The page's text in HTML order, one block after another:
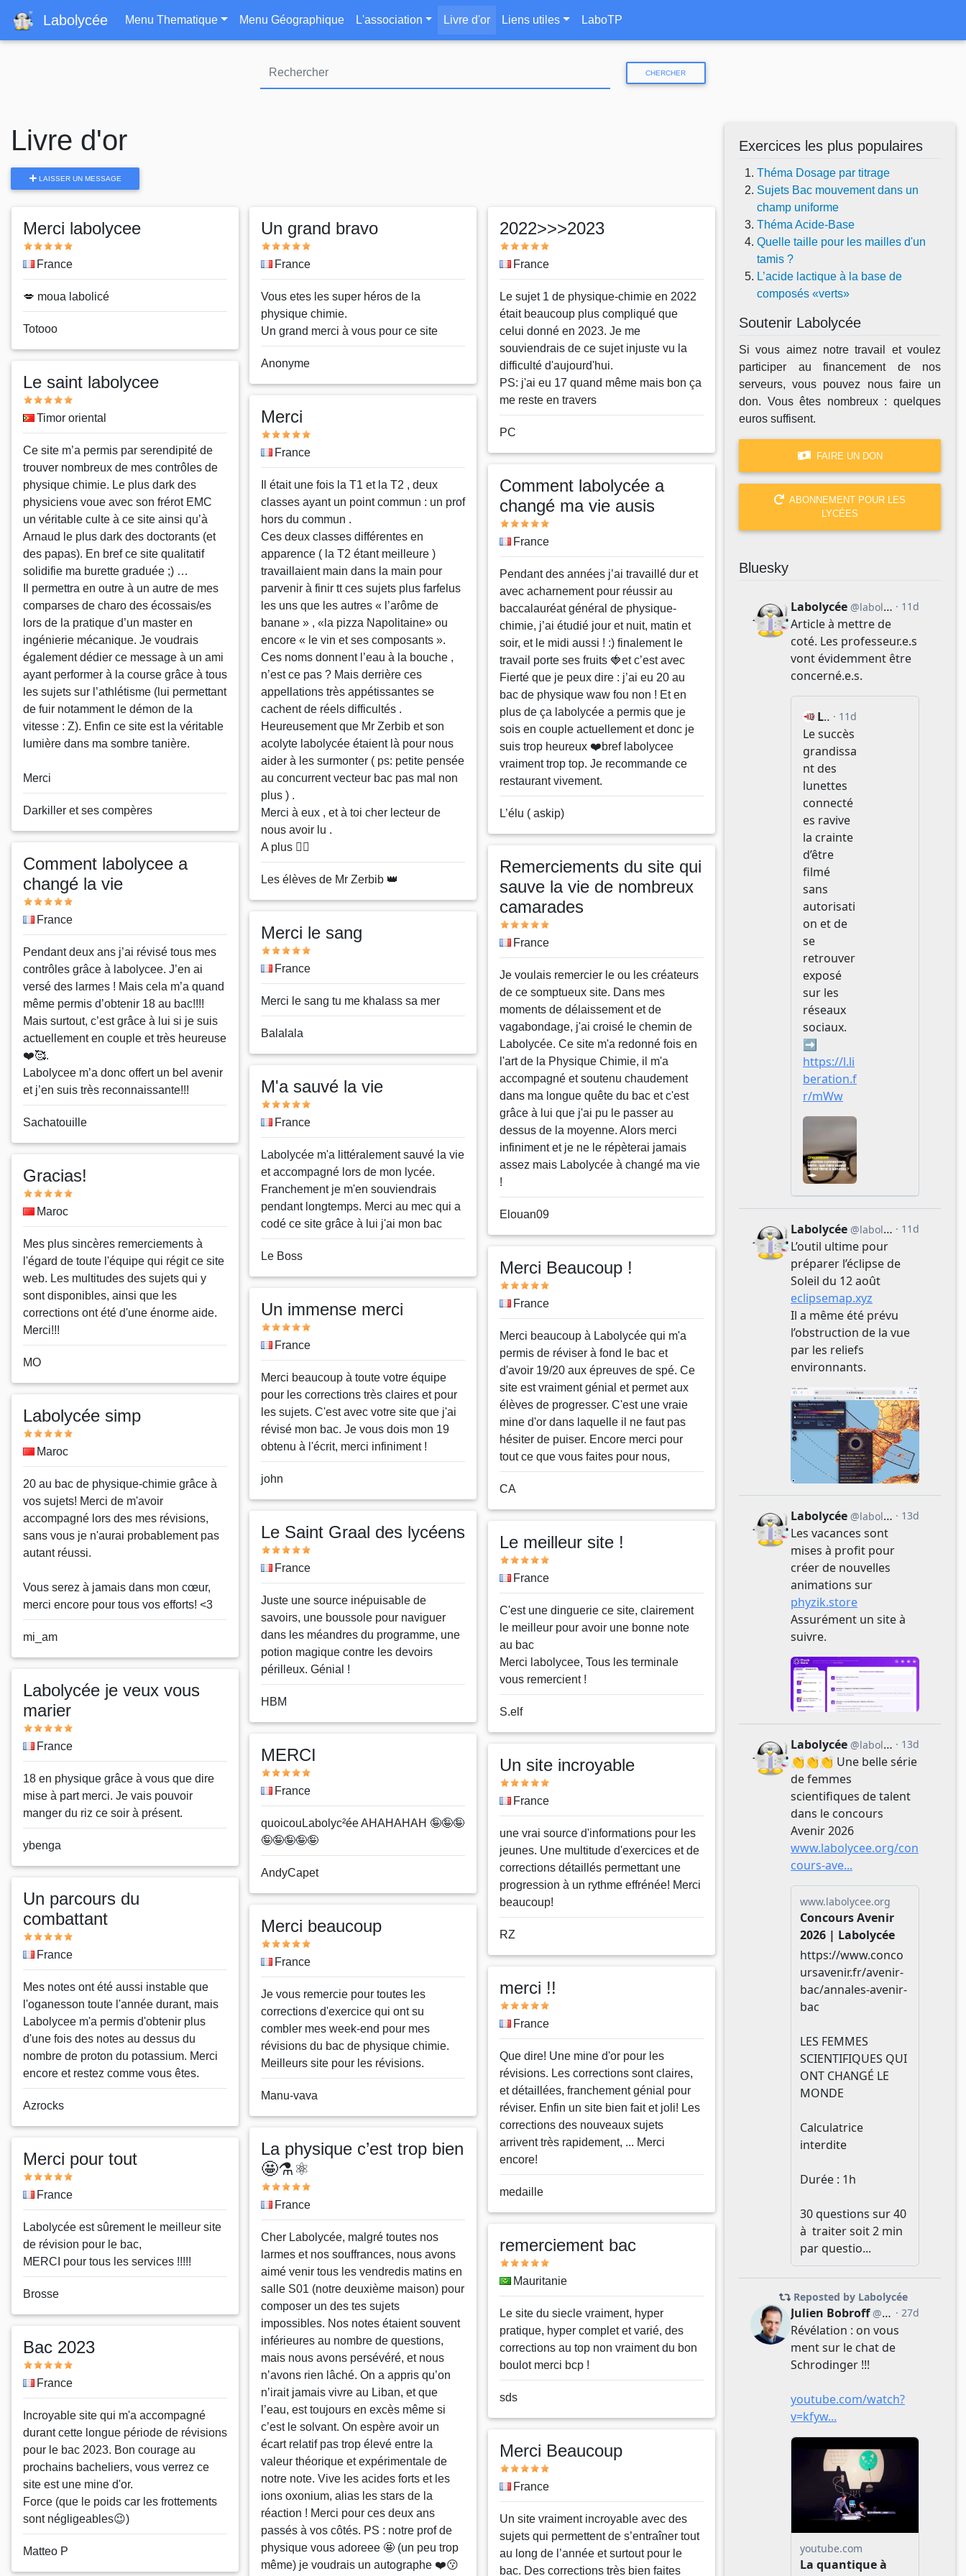
au
contenu
Labolycée Navigation principale
Menu Thematique Menu Géographique L'association Livre d'or Liens utiles LaboTP
CHERCHER
Livre d'or
LAISSER UN MESSAGE
Merci labolycee
Note
PaysFrance
Message
💋 moua labolicé
Nom
Totooo
Un grand bravo
Note
PaysFrance
Message
Vous etes les super héros de la
physique chimie.
Un grand merci à vous pour ce site
Nom
Anonyme
2022>>>2023
Note
PaysFrance
Message
Le sujet 1 de physique-chimie en 2022
était beaucoup plus compliqué que
celui donné en 2023. Je me
souviendrais de ce sujet injuste vu la
difficulté d'aujourd'hui.
PS: j'ai eu 17 quand même mais bon ça
me reste en travers
Nom
PC
Le saint labolycee
Note
PaysTimor oriental
Message
Ce site m’a permis par serendipité de
trouver nombreux de mes contrôles de
physique chimie. Le plus dark des
physiciens voue avec son frérot EMC
un véritable culte à ce site ainsi qu’à
Arnaud le plus dark des doctorants (et
des papas). En bref ce site qualitatif
solidifie ma burette graduée ;) …
Il permettra en outre à un autre de mes
comparses de charo des écossais/es
lors de la pratique d’un master en
ingénierie mécanique. Je voudrais
également dédier ce message à un ami
ayant performer à la course grâce à tous
les sujets sur l’athlétisme (lui permettant
de fuir notamment le démon de la
vitesse : Z). Enfin ce site est la véritable
lumière dans ma sombre tanière.
Merci
Nom
Darkiller et ses compères
Merci
Note
PaysFrance
Message
Il était une fois la T1 et la T2 , deux
classes ayant un point commun : un prof
hors du commun .
Ces deux classes différentes en
apparence ( la T2 étant meilleure )
travaillaient main dans la main pour
parvenir à finir tt ces sujets plus farfelus
les uns que les autres « l’arôme de
banane » , «la pizza Napolitaine» ou
encore « le vin et ses composants ».
Ces noms donnent l’eau à la bouche ,
n’est ce pas ? Mais derrière ces
appellations très appétissantes se
cachent de réels difficultés .
Heureusement que Mr Zerbib et son
acolyte labolycée étaient là pour nous
aider à les surmonter ( ps: petite pensée
au concurrent vecteur bac pas mal non
plus ) .
Merci à eux , et à toi cher lecteur de
nous avoir lu .
A plus ✌🏻
Nom
Les élèves de Mr Zerbib 👑
Comment labolycée a
changé ma vie ausis
Note
PaysFrance
Message
Pendant des années j’ai travaillé dur et
avec acharnement pour réussir au
baccalauréat général de physique-
chimie, j’ai étudié jour et nuit, matin et
soir, et le midi aussi ! :) finalement le
travail porte ses fruits 🍓et c’est avec
Fierté que je peux dire : j’ai eu 20 au
bac de physique waw fou non ! Et en
plus de ça labolycée a permis que je
sois en couple actuellement et donc je
suis trop heureux ❤️bref labolycee
vraiment trop top. Je recommande ce
restaurant vivement.
Nom
L’élu ( askip)
Comment labolycee a
changé la vie
Note
PaysFrance
Message
Pendant deux ans j’ai révisé tous mes
contrôles grâce à labolycee. J’en ai
versé des larmes ! Mais cela m’a quand
même permis d’obtenir 18 au bac!!!!
Mais surtout, c’est grâce à lui si je suis
actuellement en couple et très heureuse
❤️🥰.
Labolycee m’a donc offert un bel avenir
et j’en suis très reconnaissante!!!
Nom
Sachatouille
Remerciements du site qui
sauve la vie de nombreux
camarades
Note
PaysFrance
Message
Je voulais remercier le ou les créateurs
de ce somptueux site. Dans mes
moments de délaissement et de
vagabondage, j'ai croisé le chemin de
Labolycée. Ce site m'a redonné fois en
l'art de la Physique Chimie, il m'a
accompagné et soutenu chaudement
dans ma longue quête du bac et c'est
grâce à lui que j'ai pu le passer au
dessus de la moyenne. Alors merci
infiniment et je ne le répèterai jamais
assez mais Labolycée à changé ma vie
!
Nom
Elouan09
Merci le sang
Note
PaysFrance
Message
Merci le sang tu me khalass sa mer
Nom
Balalala
M'a sauvé la vie
Note
PaysFrance
Message
Labolycée m'a littéralement sauvé la vie
et accompagné lors de mon lycée.
Franchement je m'en souviendrais
pendant longtemps. Merci au mec qui a
codé ce site grâce à lui j'ai mon bac
Nom
Le Boss
Gracias!
Note
PaysMaroc
Message
Mes plus sincères remerciements à
l'égard de toute l'équipe qui régit ce site
web. Les multitudes des sujets qui y
sont disponibles, ainsi que les
corrections ont été d'une énorme aide.
Merci!!!
Nom
MO
Merci Beaucoup !
Note
PaysFrance
Message
Merci beaucoup à Labolycée qui m'a
permis de réviser à fond le bac et
d'avoir 19/20 aux épreuves de spé. Ce
site est vraiment génial et permet aux
élèves de progresser. C'est une vraie
mine d'or dans laquelle il ne faut pas
hésiter de puiser. Encore merci pour
tout ce que vous faites pour nous,
Nom
CA
Un immense merci
Note
PaysFrance
Message
Merci beaucoup à toute votre équipe
pour les corrections très claires et pour
les sujets. C'est avec votre site que j'ai
révisé mon bac. Je vous dois mon 19
obtenu à l'écrit, merci infiniment !
Nom
john
Labolycée simp
Note
PaysMaroc
Message
20 au bac de physique-chimie grâce à
vos sujets! Merci de m'avoir
accompagné lors des mes révisions,
sans vous je n'aurai probablement pas
autant réussi.
Vous serez à jamais dans mon cœur,
merci encore pour tous vos efforts! <3
Nom
mi_am
Le Saint Graal des lycéens
Note
PaysFrance
Message
Juste une source inépuisable de
savoirs, une boussole pour naviguer
dans les méandres du programme, une
potion magique contre les devoirs
périlleux. Génial !
Nom
HBM
Le meilleur site !
Note
PaysFrance
Message
C'est une dinguerie ce site, clairement
le meilleur pour avoir une bonne note
au bac
Merci labolycee, Tous les terminale
vous remercient !
Nom
S.elf
Labolycée je veux vous
marier
Note
PaysFrance
Message
18 en physique grâce à vous que dire
mise à part merci. Je vais pouvoir
manger du riz ce soir à présent.
Nom
ybenga
MERCI
Note
PaysFrance
Message
quoicouLabolyc²ée AHAHAHAH 🤪🤪🤪
🤪🤪🤪🤪🤪
Nom
AndyCapet
Un site incroyable
Note
PaysFrance
Message
une vrai source d'informations pour les
jeunes. Une multitude d'exercices et de
corrections détaillés permettant une
progression à un rythme effrénée! Merci
beaucoup!
Nom
RZ
Un parcours du
combattant
Note
PaysFrance
Message
Mes notes ont été aussi instable que
l'oganesson toute l'année durant, mais
Labolycee m'a permis d'obtenir plus
d'une fois des notes au dessus du
nombre de proton du potassium. Merci
encore et restez comme vous êtes.
Nom
Azrocks
Merci beaucoup
Note
PaysFrance
Message
Je vous remercie pour toutes les
corrections d'exercice qui ont su
combler mes week-end pour mes
révisions du bac de physique chimie.
Meilleurs site pour les révisions.
Nom
Manu-vava
merci !!
Note
PaysFrance
Message
Que dire! Une mine d'or pour les
révisions. Les corrections sont claires,
et détaillées, franchement génial pour
réviser. Enfin un site bien fait et joli! Les
corrections des nouveaux sujets
arrivent très rapidement, ... Merci
encore!
Nom
medaille
La physique c’est trop bien
🤩⚗️⚛️
Note
PaysFrance
Message
Cher Labolycée, malgré toutes nos
larmes et nos souffrances, nous avons
aimé venir tous les vendredis matins en
salle S01 (notre deuxième maison) pour
composer un des tes sujets
impossibles. Nos notes étaient souvent
inférieures au nombre de questions,
mais nous avons persévéré, et nous
n’avons rien lâché. On a appris qu’on
n’irait jamais vivre au Liban, et que
l’eau, est toujours en excès même si
c’est le solvant. On espère avoir un
écart relatif pas trop élevé entre la
valeur théorique et expérimentale de
notre note. Vive les acides forts et les
ions oxonium, alias les stars de la
réaction ! Merci pour ces deux ans
passés à vos côtés. PS : notre prof de
physique vous adoreee 🤩 (un peu trop
même) je voudrais un autographe ❤️😗
Merci pour tout
Note
PaysFrance
Message
Labolycée est sûrement le meilleur site
de révision pour le bac,
MERCI pour tous les services !!!!!
Nom
Brosse
remerciement bac
Note
PaysMauritanie
Message
Le site du siecle vraiment, hyper
pratique, hyper complet et varié, des
corrections au top non vraiment du bon
boulot merci bcp !
Nom
sds
Bac 2023
Note
PaysFrance
Message
Incroyable site qui m'a accompagné
durant cette longue période de révisions
pour le bac 2023. Bon courage au
prochains bacheliers, vous verrez ce
site est une mine d'or.
Force (que le poids car les frottements
sont négligeables😉)
Nom
Matteo P
Merci Beaucoup
Note
PaysFrance
Message
Un site vraiment incroyable avec des
sujets qui permettent de s’entraîner tout
au long de l’année et surtout pour le
bac. Des corrections très bien faites
Exercices les plus populaires
Théma Dosage par titrage
Sujets Bac mouvement dans un
champ uniforme
Théma Acide-Base
Quelle taille pour les mailles d'un
tamis ?
L’acide lactique à la base de
composés «verts»
Soutenir Labolycée
Si vous aimez notre travail et voulez
participer au financement de nos
serveurs, vous pouvez nous faire un
don. Vous êtes nombreux : quelques
euros suffisent.
FAIRE UN DON
ABONNEMENT POUR LES
LYCÉES
Bluesky